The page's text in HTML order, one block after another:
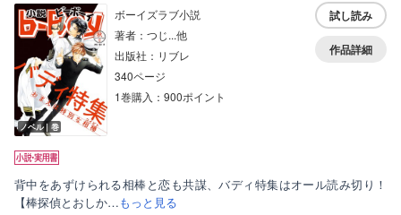
ノベル｜巻
ボーイズラブ小説
著者：つじ...他
出版社：リブレ
340ページ
1巻購入：900ポイント
試し読み
作品詳細
背中をあずけられる相棒と恋も共謀、バディ特集はオール読み切り！
【棒探偵とおしか…もっと見る